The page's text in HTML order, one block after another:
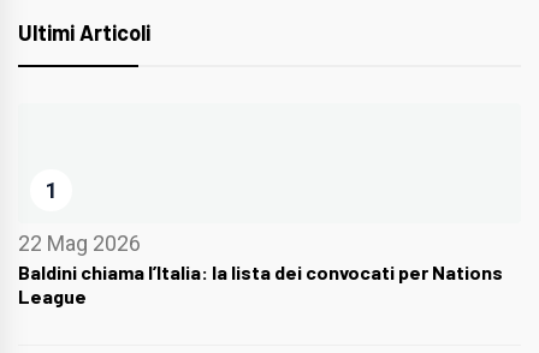
Ultimi Articoli
1
22 Mag 2026
Baldini chiama l’Italia: la lista dei convocati per Nations
League